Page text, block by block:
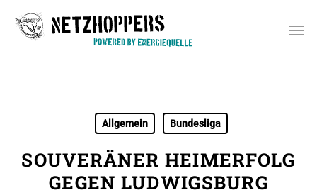
Allgemein Bundesliga
SOUVERÄNER HEIMERFOLG
GEGEN LUDWIGSBURG